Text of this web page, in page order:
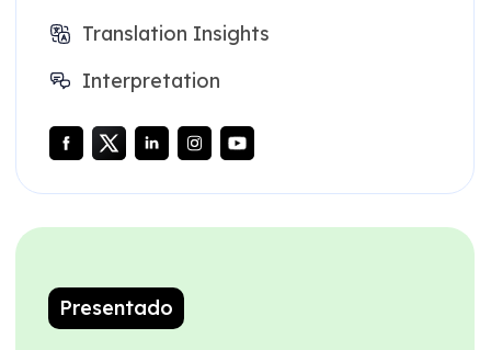
Translation Insights
Interpretation
Presentado